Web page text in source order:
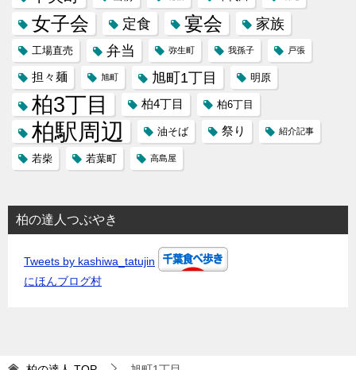
女子会 定食 宴会 家族
工場直売 弁当 弥生町 我孫子 戸張
担々麺 旭町 旭町1丁目 明原
柏3丁目 柏4丁目 柏6丁目
柏駅周辺 油そば 祭り 紹介記事
若柴 若葉町 高島屋
柏の達人つぶやき
Tweets by kashiwa_tatujin
にほんブログ村